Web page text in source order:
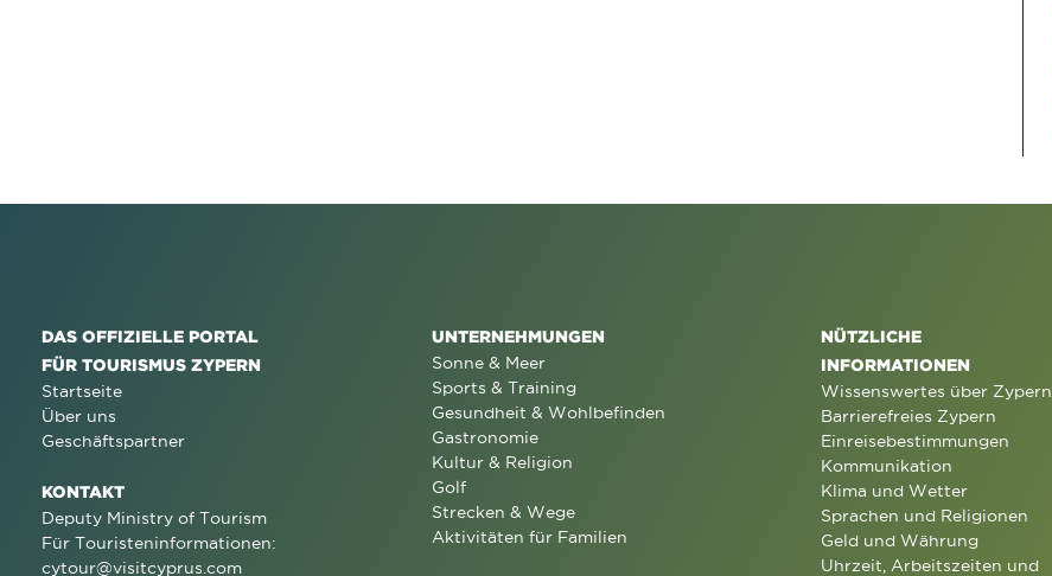
DAS OFFIZIELLE PORTAL
FÜR TOURISMUS ZYPERN
Startseite
Über uns
Geschäftspartner
KONTAKT
Deputy Ministry of Tourism
Für Touristeninformationen:
cytour@visitcyprus.com
UNTERNEHMUNGEN
Sonne & Meer
Sports & Training
Gesundheit & Wohlbefinden
Gastronomie
Kultur & Religion
Golf
Strecken & Wege
Aktivitäten für Familien
NÜTZLICHE
INFORMATIONEN
Wissenswertes über Zypern
Barrierefreies Zypern
Einreisebestimmungen
Kommunikation
Klima und Wetter
Sprachen und Religionen
Geld und Währung
Uhrzeit, Arbeitszeiten und